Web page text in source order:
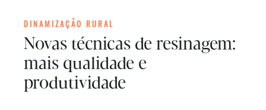
DINAMIZAÇÃO RURAL
Novas técnicas de resinagem:
mais qualidade e
produtividade